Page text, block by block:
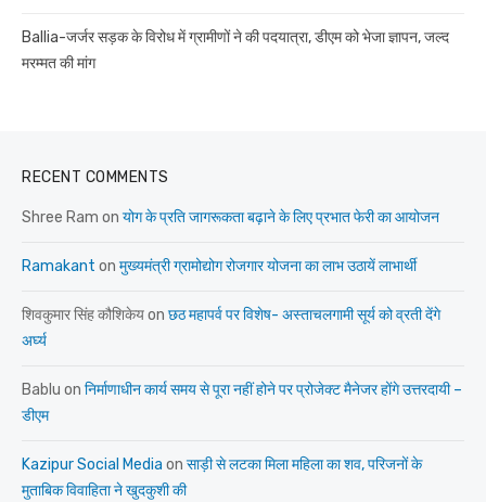
Ballia-जर्जर सड़क के विरोध में ग्रामीणों ने की पदयात्रा, डीएम को भेजा ज्ञापन, जल्द
मरम्मत की मांग
RECENT COMMENTS
Shree Ram on योग के प्रति जागरूकता बढ़ाने के लिए प्रभात फेरी का आयोजन
Ramakant on मुख्यमंत्री ग्रामोद्योग रोजगार योजना का लाभ उठायें लाभार्थी
शिवकुमार सिंह कौशिकेयon छठ महापर्व पर विशेष- अस्ताचलगामी सूर्य को व्रती देंगे
अर्घ्य
Bablu on निर्माणाधीन कार्य समय से पूरा नहीं होने पर प्रोजेक्ट मैनेजर होंगे उत्तरदायी –
डीएम
Kazipur Social Media on साड़ी से लटका मिला महिला का शव, परिजनों के
मुताबिक विवाहिता ने खुदकुशी की